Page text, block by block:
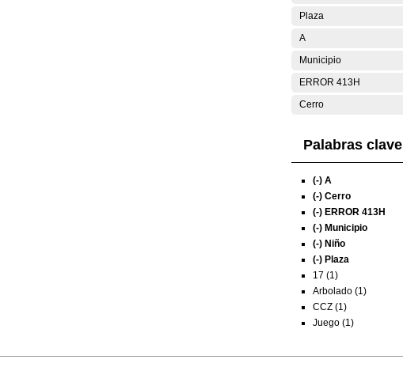
Plaza
A
Municipio
ERROR 413H
Cerro
Palabras clave
(-) A
(-) Cerro
(-) ERROR 413H
(-) Municipio
(-) Niño
(-) Plaza
17 (1)
Arbolado (1)
CCZ (1)
Juego (1)